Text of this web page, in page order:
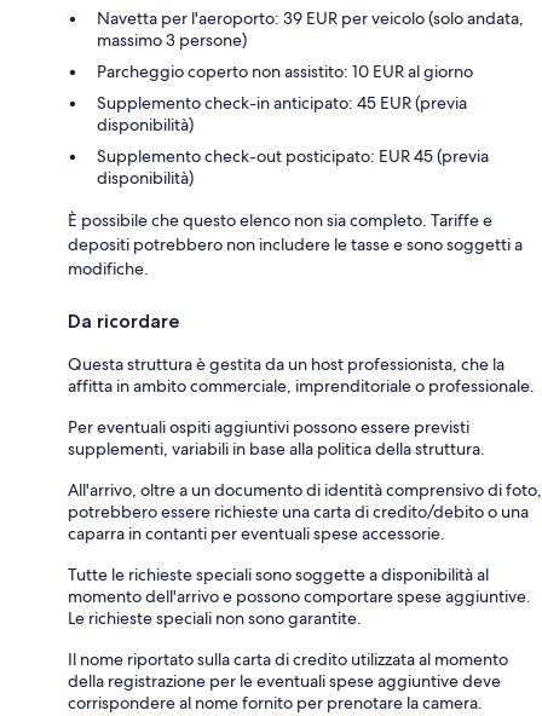
Navetta per l'aeroporto: 39 EUR per veicolo (solo andata,
massimo 3 persone)
Parcheggio coperto non assistito: 10 EUR al giorno
Supplemento check-in anticipato: 45 EUR (previa
disponibilità)
Supplemento check-out posticipato: EUR 45 (previa
disponibilità)
È possibile che questo elenco non sia completo. Tariffe e
depositi potrebbero non includere le tasse e sono soggetti a
modifiche.
Da ricordare
Questa struttura è gestita da un host professionista, che la
affitta in ambito commerciale, imprenditoriale o professionale.
Per eventuali ospiti aggiuntivi possono essere previsti
supplementi, variabili in base alla politica della struttura.
All'arrivo, oltre a un documento di identità comprensivo di foto,
potrebbero essere richieste una carta di credito/debito o una
caparra in contanti per eventuali spese accessorie.
Tutte le richieste speciali sono soggette a disponibilità al
momento dell'arrivo e possono comportare spese aggiuntive.
Le richieste speciali non sono garantite.
Il nome riportato sulla carta di credito utilizzata al momento
della registrazione per le eventuali spese aggiuntive deve
corrispondere al nome fornito per prenotare la camera.